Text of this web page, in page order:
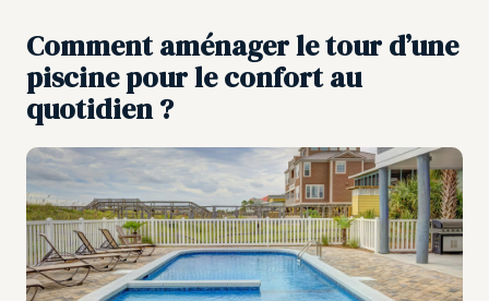
Comment aménager le tour d’une
piscine pour le confort au
quotidien ?